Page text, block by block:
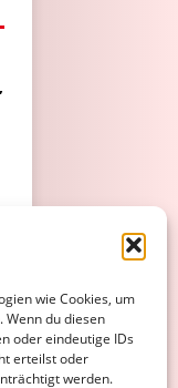
wie Cookies, um
du diesen
oder eindeutige IDs
erteilst oder
werden.